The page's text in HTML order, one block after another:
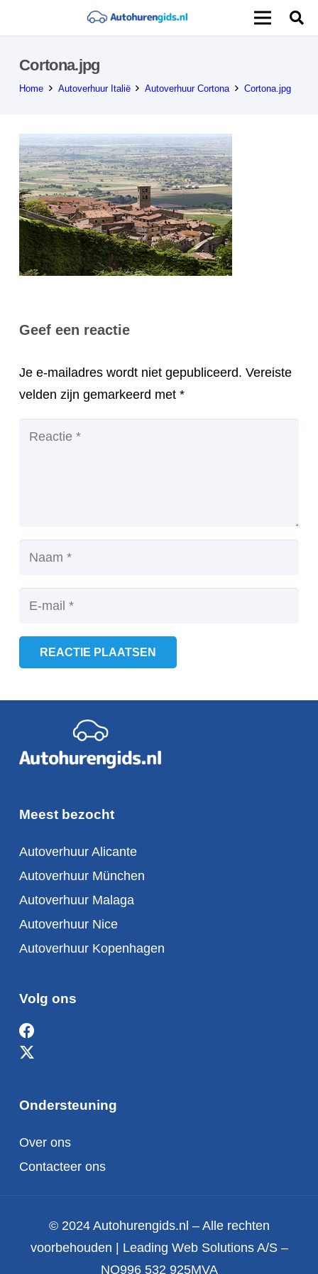
Cortona.jpg
Home Autoverhuur Italië Autoverhuur Cortona Cortona.jpg
Geef een reactie
Je e-mailadres wordt niet gepubliceerd. Vereiste
velden zijn gemarkeerd met *
REACTIE PLAATSEN
Meest bezocht
Autoverhuur Alicante
Autoverhuur München
Autoverhuur Malaga
Autoverhuur Nice
Autoverhuur Kopenhagen
Volg ons
Ondersteuning
Over ons
Contacteer ons
© 2024 Autohurengids.nl – Alle rechten
voorbehouden | Leading Web Solutions A/S –
NO996 532 925MVA